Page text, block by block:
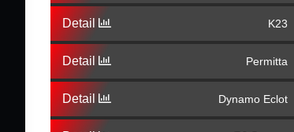
Detail K23
Detail Permitta
Detail Dynamo Eclot